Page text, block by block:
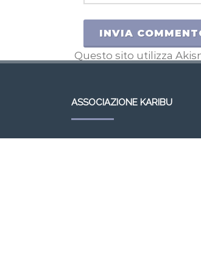
Questo sito utilizza
ASSOCIAZIONE KARIBU